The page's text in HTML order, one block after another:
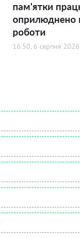
пам'ятки
оприлюднено
роботи
16:50, 6 серпня 2026